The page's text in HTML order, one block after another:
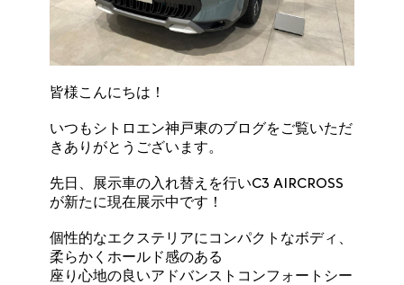
皆様こんにちは！
いつもシトロエン神戸東のブログをご覧いただ
きありがとうございます。
先日、展示車の入れ替えを行いC3 AIRCROSS
が新たに現在展示中です！
個性的なエクステリアにコンパクトなボディ、
柔らかくホールド感のある
座り心地の良いアドバンストコンフォートシー